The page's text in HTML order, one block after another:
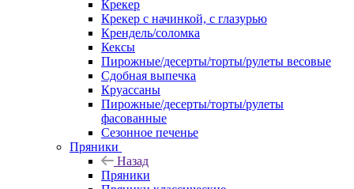
Крекер
Крекер с начинкой, с глазурью
Крендель/соломка
Кексы
Пирожные/десерты/торты/рулеты весовые
Сдобная выпечка
Круассаны
Пирожные/десерты/торты/рулеты
фасованные
Сезонное печенье
Пряники
Назад
Пряники